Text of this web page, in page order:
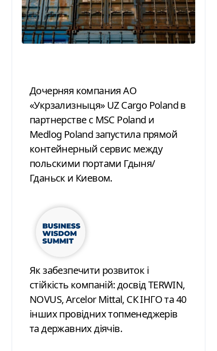
Дочерняя компания АО
«Укрзализныця» UZ Cargo Poland в
партнерстве с MSC Poland и
Medlog Poland запустила прямой
контейнерный сервис между
польскими портами Гдыня/
Гданьск и Киевом.
Як забезпечити розвиток і
стійкість компаній: досвід TERWIN,
NOVUS, Arcelor Mittal, СК ІНГО та 40
інших провідних топменеджерів
та державних діячів.